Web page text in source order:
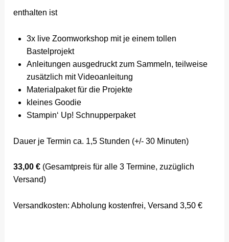
enthalten ist
3x live Zoomworkshop mit je einem tollen
Bastelprojekt
Anleitungen ausgedruckt zum Sammeln, teilweise
zusätzlich mit Videoanleitung
Materialpaket für die Projekte
kleines Goodie
Stampin‘ Up! Schnupperpaket
Dauer je Termin ca. 1,5 Stunden (+/- 30 Minuten)
33,00 € (Gesamtpreis für alle 3 Termine, zuzüglich
Versand)
Versandkosten: Abholung kostenfrei, Versand 3,50 €